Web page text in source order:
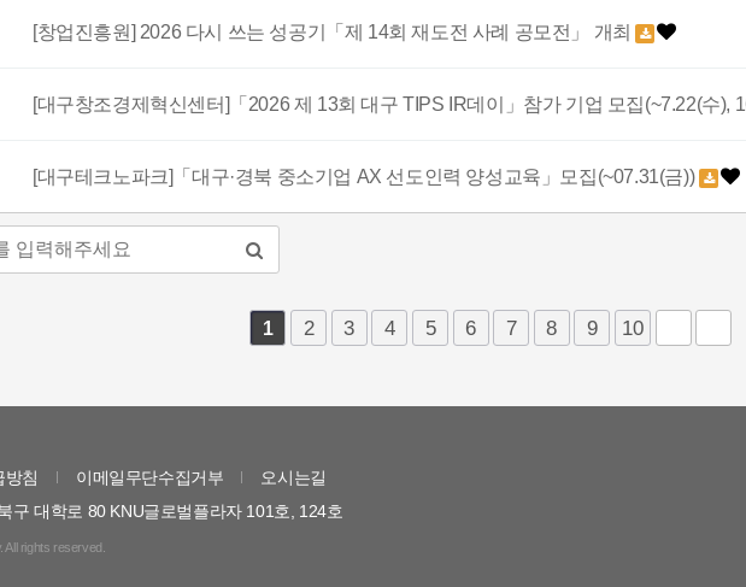
[창업진흥원] 2026 다시 쓰는 성공기「제 14회 재도전 사례 공모전」 개최
[대구창조경제혁신센터]「2026 제 13회 대구 TIPS IR데이」참가 기업 모집(~7.22(수
[대구테크노파크]「대구·경북 중소기업 AX 선도인력 양성교육」모집(~07.31(금))
1 2 3 4 5 6 7 8 9 10
방침 이메일무단수집거부
오시는길
구 대학로 80 KNU글로벌플라자 101호, 124호
rights reserved.